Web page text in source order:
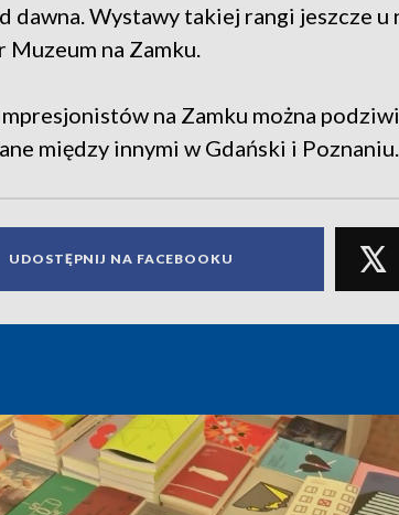
dawna. Wystawy takiej rangi jeszcze u
na Zamku.
na Zamku można
między innymi w Gdański i
UDOSTĘPNIJ NA FACEBOOKU